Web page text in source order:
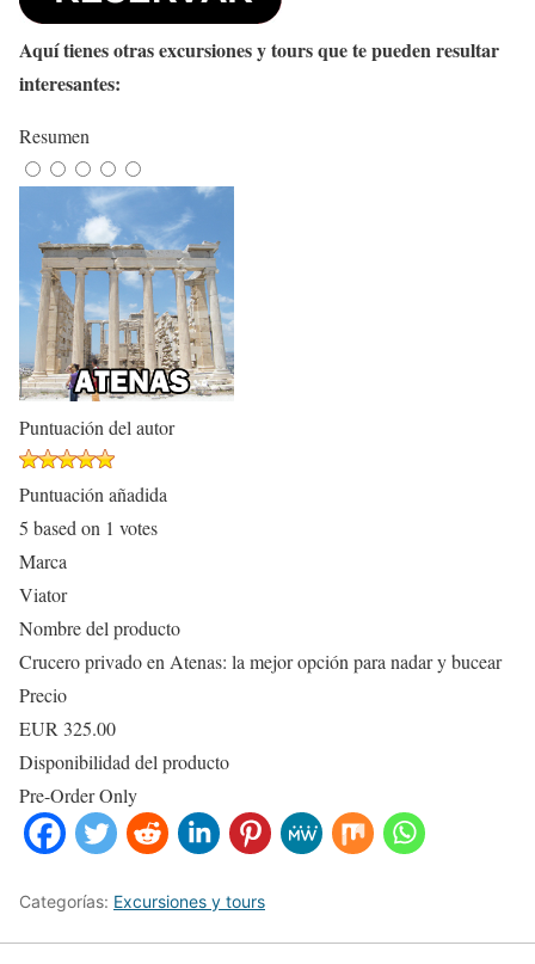
Aquí tienes otras excursiones y tours que te pueden resultar
interesantes:
Resumen
Puntuación del autor
Puntuación añadida
5 based on 1 votes
Marca
Viator
Nombre del producto
Crucero privado en Atenas: la mejor opción para nadar y bucear
Precio
EUR 325.00
Disponibilidad del producto
Pre-Order Only
Categorías: Excursiones y tours